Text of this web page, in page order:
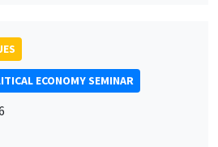
ECONOMY SEMINAR